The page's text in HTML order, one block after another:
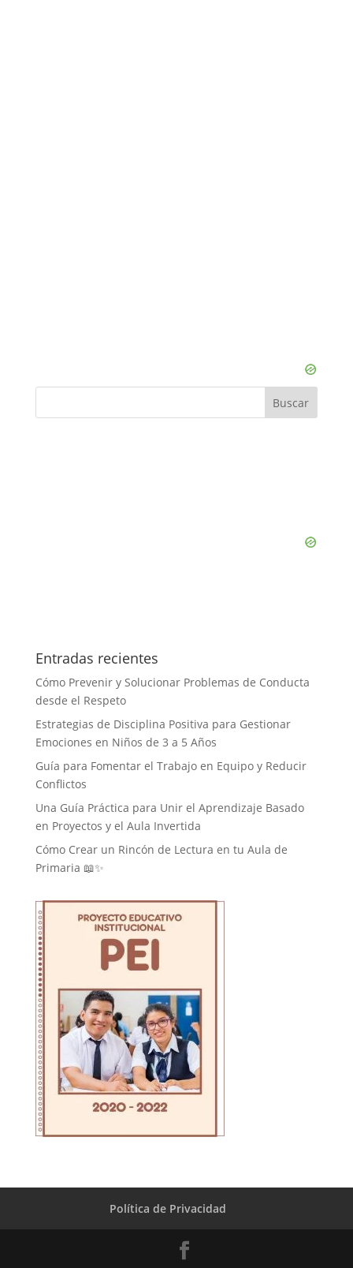
Entradas recientes
Cómo Prevenir y Solucionar Problemas de Conducta
desde el Respeto
Estrategias de Disciplina Positiva para Gestionar
Emociones en Niños de 3 a 5 Años
Guía para Fomentar el Trabajo en Equipo y Reducir
Conflictos
Una Guía Práctica para Unir el Aprendizaje Basado
en Proyectos y el Aula Invertida
Cómo Crear un Rincón de Lectura en tu Aula de
Primaria 📖✨
Política de Privacidad